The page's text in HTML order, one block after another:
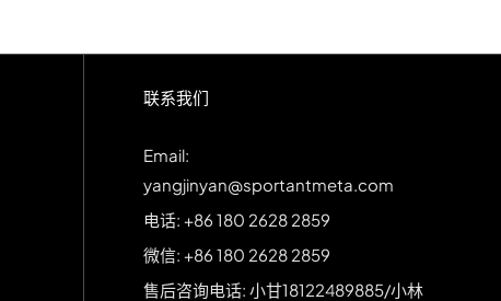
联系我们
Email:
yangjinyan@sportantmeta.com
电话: +86 180 2628 2859
微信: +86 180 2628 2859
售后咨询电话: 小甘18122489885/小林